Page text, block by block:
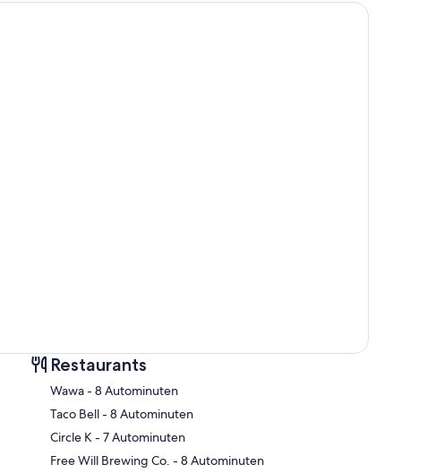
Restaurants
‪Wawa - ‬8 Autominuten
‪Taco Bell - ‬8 Autominuten
‪Circle K - ‬7 Autominuten
‪Free Will Brewing Co. - ‬8 Autominuten